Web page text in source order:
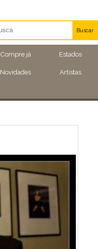
Compre já Estados
Novidades Artistas
Buscar
Artistas
Eventos